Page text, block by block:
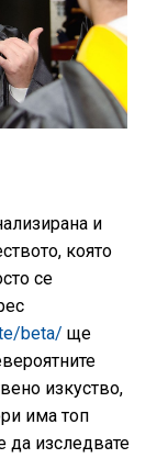
и
която
се
beta/ ще
изкуство,
има топ
да изследвате